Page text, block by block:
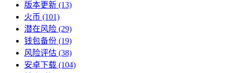
版本更新 (13)
火币 (101)
潜在风险 (29)
钱包备份 (19)
风险评估 (38)
安卓下载 (104)